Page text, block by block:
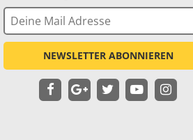
NEWSLETTER ABONNIEREN